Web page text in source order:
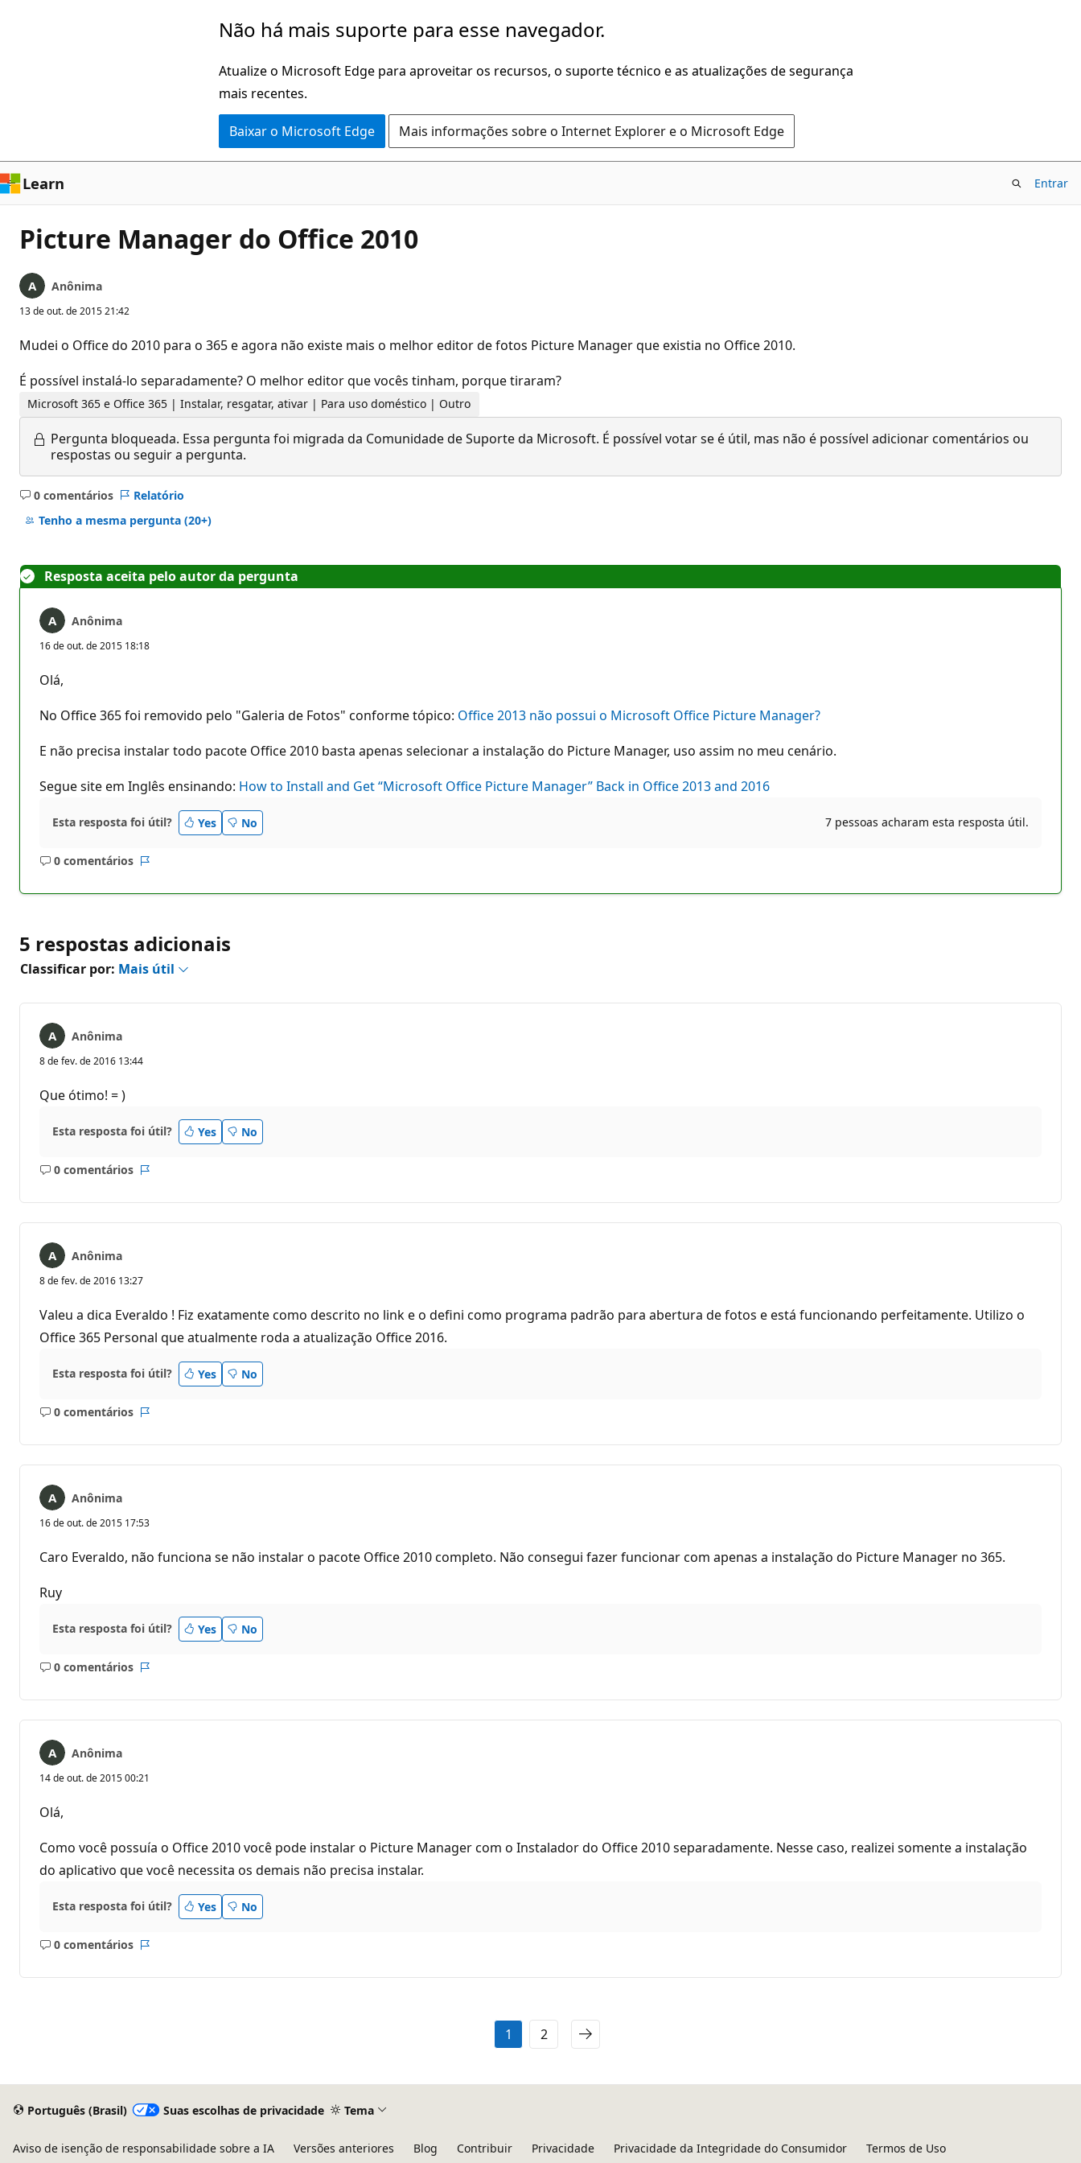
Não há mais suporte para esse navegador.
Atualize o Microsoft Edge para aproveitar os recursos, o suporte técnico e as atualizações de segurança
mais recentes.
Baixar o Microsoft Edge Mais informações sobre o Internet Explorer e o Microsoft Edge
Learn Entrar
Picture Manager do Office 2010
Anônima
13 de out. de 2015 21:42
Mudei o Office do 2010 para o 365 e agora não existe mais o melhor editor de fotos Picture Manager que existia no Office 2010.
É possível instalá-lo separadamente? O melhor editor que vocês tinham, porque tiraram?
Microsoft 365 e Office 365 | Instalar, resgatar, ativar | Para uso doméstico | Outro
Pergunta bloqueada. Essa pergunta foi migrada da Comunidade de Suporte da Microsoft. É possível votar se é útil, mas não é possível adicionar comentários ou
respostas ou seguir a pergunta.
0 comentários
Sem
comentários
Relatório
Tenho a mesma pergunta (20+)
Resposta aceita pelo autor da pergunta
Anônima
16 de out. de 2015 18:18
Olá,
No Office 365 foi removido pelo "Galeria de Fotos" conforme tópico: Office 2013 não possui o Microsoft Office Picture Manager?
E não precisa instalar todo pacote Office 2010 basta apenas selecionar a instalação do Picture Manager, uso assim no meu cenário.
Segue site em Inglês ensinando: How to Install and Get “Microsoft Office Picture Manager” Back in Office 2013 and 2016
Esta resposta foi útil? Yes No 7 pessoas acharam esta resposta útil.
0 comentários
Sem
5 respostas adicionais
Classificar por: Mais útil
Anônima
8 de fev. de 2016 13:44
Que ótimo! = )
Esta resposta foi útil? Yes No
0 comentários
Sem
Anônima
8 de fev. de 2016 13:27
Valeu a dica Everaldo ! Fiz exatamente como descrito no link e o defini como programa padrão para abertura de fotos e está funcionando perfeitamente. Utilizo o
Office 365 Personal que atualmente roda a atualização Office 2016.
Esta resposta foi útil? Yes No
0 comentários
Sem
Anônima
16 de out. de 2015 17:53
Caro Everaldo, não funciona se não instalar o pacote Office 2010 completo. Não consegui fazer funcionar com apenas a instalação do Picture Manager no 365.
Ruy
Esta resposta foi útil? Yes No
0 comentários
Sem
Anônima
14 de out. de 2015 00:21
Olá,
Como você possuía o Office 2010 você pode instalar o Picture Manager com o Instalador do Office 2010 separadamente. Nesse caso, realizei somente a instalação
do aplicativo que você necessita os demais não precisa instalar.
Esta resposta foi útil? Yes No
0 comentários
Sem
1 2
Português (Brasil) Suas escolhas de privacidade Tema
Aviso de isenção de responsabilidade sobre a IA Versões anteriores Blog Contribuir Privacidade Privacidade da Integridade do Consumidor Termos de Uso